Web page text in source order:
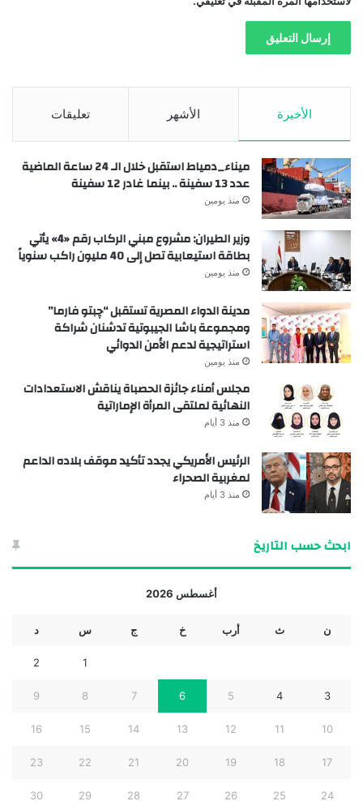
الأخيرة الأشهر تعليقات
ميناء_دمياط استقبل خلال الـ 24 ساعة الماضية
عدد 13 سفينة .. بينما غادر 12 سفينة
منذ يومين
وزير الطيران: مشروع مبني الركاب رقم «4» يأتي
بطاقة استيعابية تصل إلى 40 مليون راكب سنوياً
منذ يومين
مدينة الدواء المصرية تستقبل “چبتو فارما”
ومجموعة باشا الجيبوتية تدشنان شراكة
استراتيجية لدعم الأمن الدوائي
منذ يومين
مجلس أمناء جائزة الحصباة يناقش الاستعدادات
النهائية لملتقى المرأة الإماراتية
منذ 3 أيام
الرئيس الأمريكي يجدد تأكيد موقف بلاده الداعم
لمغربية الصحراء
منذ 3 أيام
ابحث حسب التاريخ
أغسطس 2026
ن ث أرب خ ج س د
1
2
3
4
5
6
7
8
9
10
11
12
13
14
15
16
17
18
19
20
21
22
23
24
25
26
27
28
29
30